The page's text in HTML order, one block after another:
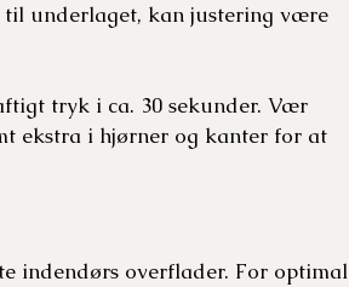
til underlaget, kan justering være
tryk i ca. 30 sekunder. Vær
ekstra i hjørner og kanter for at
indendørs overflader. For optimal